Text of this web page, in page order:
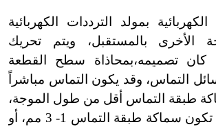
بمولد الترددات الكهربائية
الأخرى بالمستقبل، ويتم تحريك
كان تصميمه،بمحاذاة سطح القطعة
التماس، وقد يكون التماس مباشراً
طبقة التماس أقل من طول الموجة،
تكون سماكة طبقة التماس 1
-
3 مم، أو